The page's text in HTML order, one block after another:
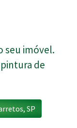
seu imóvel.
de
SP